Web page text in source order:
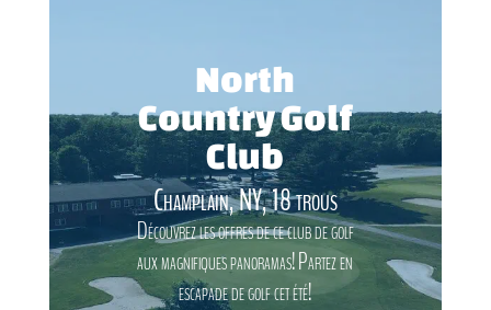
North
Country Golf
Club
Champlain, NY, 18 trous
Découvrez les offres de ce club de golf
aux magnifiques panoramas! Partez en
escapade de golf cet été!